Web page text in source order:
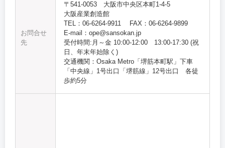
お問合せ
先
〒541-0053 大阪市中央区本町1-4-5
大阪産業創造館
TEL：06-6264-9911 FAX：06-6264-9899
E-mail：ope@sansokan.jp
受付時間:月～金 10:00‐12:00 13:00-17:30 (祝
日、年末年始除く)
交通機関：Osaka Metro「堺筋本町駅」下車
「中央線」1号出口「堺筋線」12号出口 各徒
歩約5分